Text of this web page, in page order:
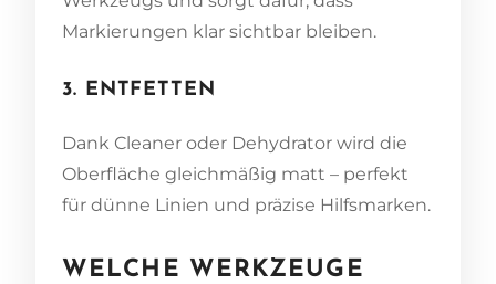
Markierungen klar sichtbar bleiben.
3. ENTFETTEN
Dank Cleaner oder Dehydrator wird die
Oberfläche gleichmäßig matt – perfekt
für dünne Linien und präzise Hilfsmarken.
WELCHE WERKZEUGE